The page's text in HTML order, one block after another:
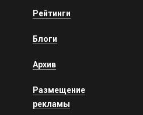
Рейтинги
Блоги
Архив
Размещение
рекламы